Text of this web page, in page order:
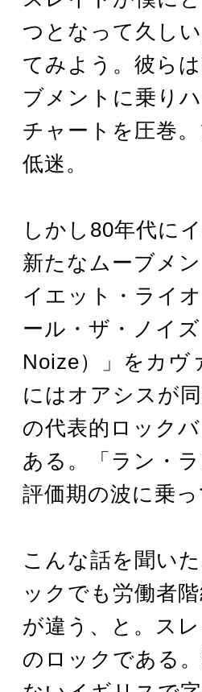
つとなって久し
てみよう。彼ら
ブメントに乗り
チャートを圧巻
低迷。
しかし80年代に
新たなムーブメ
イエット・ライ
ール・ザ・ノイ
Noize）」をカヴ
にはオアシスが
の代表的ロック
ある。「ラン・
評価期の波に乗
こんな話を聞い
ックでも労働者
が違う、と。ス
のロックである